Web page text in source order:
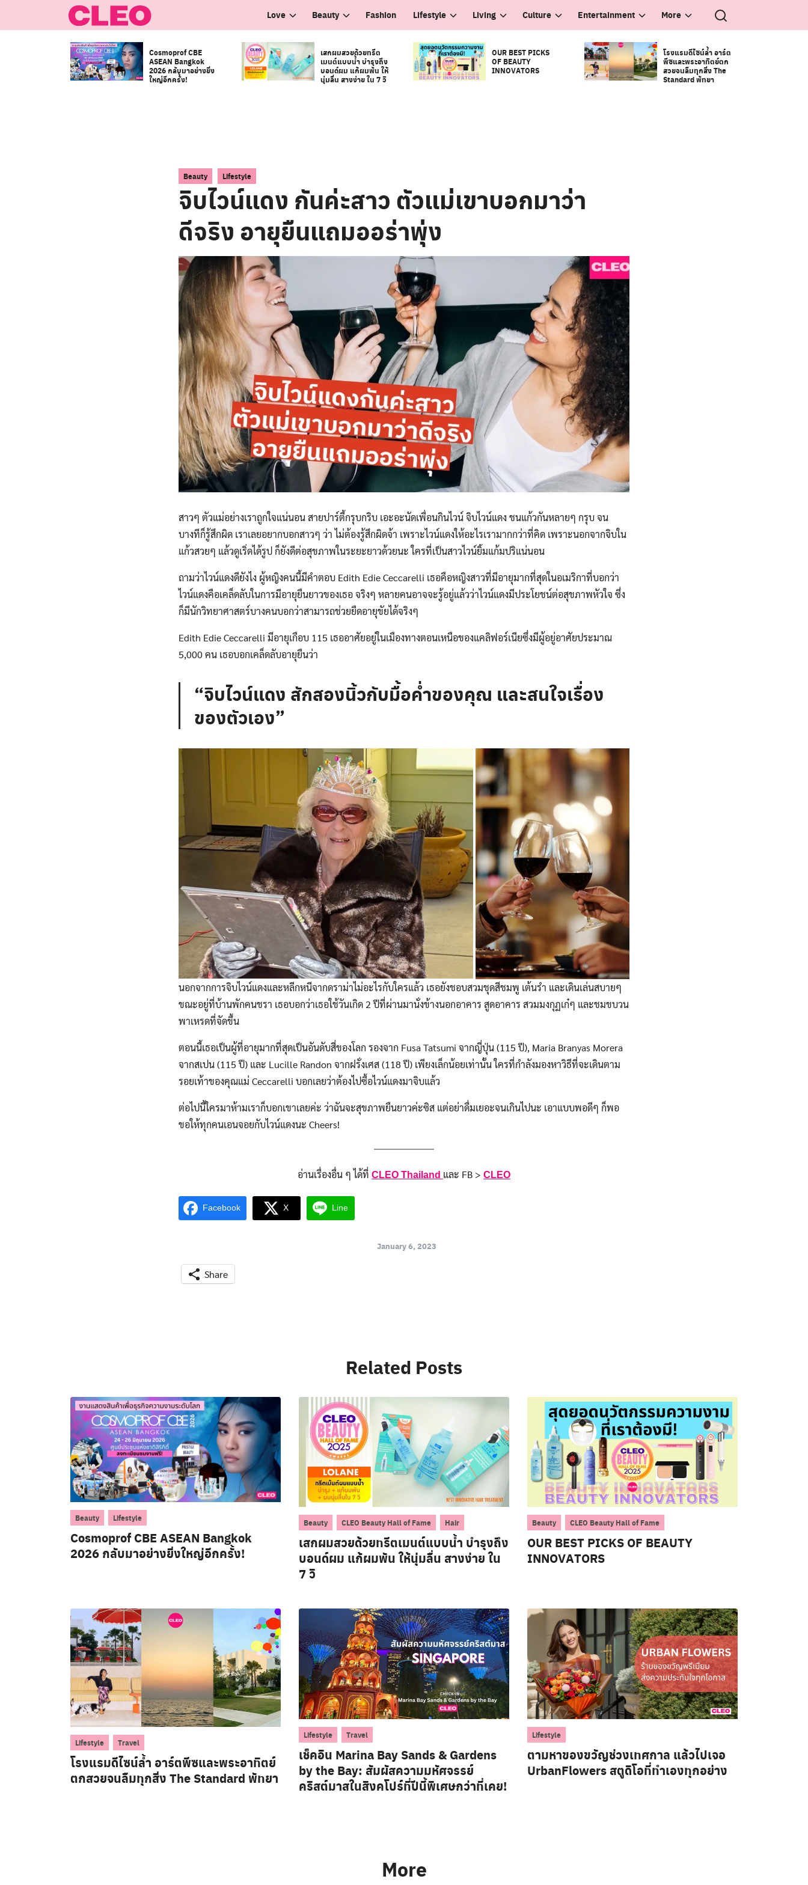
Love Beauty Fashion Lifestyle Living Culture Entertainment More
Search
for:
Cosmoprof CBE
ASEAN Bangkok
2026 กลับมาอย่างยิ่ง
ใหญ่อีกครั้ง!
เสกผมสวยด้วยทรีต
เมนต์แบบน้ำ บำรุงถึง
บอนด์ผม แก้ผมพัน ให้
นุ่มลื่น สางง่าย ใน 7 วิ
OUR BEST PICKS
OF BEAUTY
INNOVATORS
โรงแรมดีไซน์ล้ำ อาร์ต
พีซและพระอาทิตย์ตก
สวยจนลืมทุกสิ่ง The
Standard พัทยา
Beauty Lifestyle
จิบไวน์แดง กันค่ะสาว ตัวแม่เขาบอกมาว่า
ดีจริง อายุยืนแถมออร่าพุ่ง
สาวๆ ตัวแม่อย่างเราถูกใจแน่นอน สายปาร์ตี้กรุบกริบ เอะอะนัดเพื่อนกินไวน์ จิบไวน์แดง ชนแก้วกันหลายๆ กรุบ จน
บางทีก็รู้สึกผิด เราเลยอยากบอกสาวๆ ว่า ไม่ต้องรู้สึกผิดจ้า เพราะไวน์แดงให้อะไรเรามากกว่าที่คิด เพราะนอกจากจิบใน
แก้วสวยๆ แล้วดูเริ่ดได้รูป ก็ยังดีต่อสุขภาพในระยะยาวด้วยนะ ใครที่เป็นสาวไวน์ยิ้มแก้มปริแน่นอน
ถามว่าไวน์แดงดียังไง ผู้หญิงคนนี้มีคำตอบ Edith Edie Ceccarelli เธอคือหญิงสาวที่มีอายุมากที่สุดในอเมริกาที่บอกว่า
ไวน์แดงคือเคล็ดลับในการมีอายุยืนยาวของเธอ จริงๆ หลายคนอาจจะรู้อยู่แล้วว่าไวน์แดงมีประโยชน์ต่อสุขภาพหัวใจ ซึ่ง
ก็มีนักวิทยาศาสตร์บางคนบอกว่าสามารถช่วยยืดอายุขัยได้จริงๆ
Edith Edie Ceccarelli มีอายุเกือบ 115 เธออาศัยอยู่ในเมืองทางตอนเหนือของแคลิฟอร์เนียซึ่งมีผู้อยู่อาศัยประมาณ
5,000 คน เธอบอกเคล็ดลับอายุยืนว่า
“จิบไวน์แดง สักสองนิ้วกับมื้อค่ำของคุณ และสนใจเรื่อง
ของตัวเอง”
นอกจากการจิบไวน์แดงและหลีกหนีจากดราม่าไม่อะไรกับใครแล้ว เธอยังชอบสวมชุดสีชมพู เต้นรำ และเดินเล่นสบายๆ
ขณะอยู่ที่บ้านพักคนชรา เธอบอกว่าเธอใช้วันเกิด 2 ปีที่ผ่านมานั่งข้างนอกอาคาร สูดอาคาร สวมมงกุฏเก๋ๆ และชมขบวน
พาเหรดที่จัดขึ้น
ตอนนี้เธอเป็นผู้ที่อายุมากที่สุดเป็นอันดับสี่ของโลก รองจาก Fusa Tatsumi จากญี่ปุ่น (115 ปี), Maria Branyas Morera
จากสเปน (115 ปี) และ Lucille Randon จากฝรั่งเศส (118 ปี) เพียงเล็กน้อยเท่านั้น ใครที่กำลังมองหาวิธีที่จะเดินตาม
รอยเท้าของคุณแม่ Ceccarelli บอกเลยว่าต้องไปซื้อไวน์แดงมาจิบแล้ว
ต่อไปนี้ใครมาห้ามเราก็บอกเขาเลยค่ะ ว่าฉันจะสุขภาพยืนยาวค่ะซิส แต่อย่าดื่มเยอะจนเกินไปนะ เอาแบบพอดีๆ ก็พอ
ขอให้ทุกคนเอนจอยกับไวน์แดงนะ Cheers!
อ่านเรื่องอื่น ๆ ได้ที่ CLEO Thailand และ FB > CLEO
Facebook X Line
January 6, 2023
Share
Related Posts
Beauty Lifestyle
Cosmoprof CBE ASEAN Bangkok
2026 กลับมาอย่างยิ่งใหญ่อีกครั้ง!
Beauty CLEO Beauty Hall of Fame Hair
เสกผมสวยด้วยทรีตเมนต์แบบน้ำ บำรุงถึง
บอนด์ผม แก้ผมพัน ให้นุ่มลื่น สางง่าย ใน
7 วิ
Beauty CLEO Beauty Hall of Fame
OUR BEST PICKS OF BEAUTY
INNOVATORS
Lifestyle Travel
โรงแรมดีไซน์ล้ำ อาร์ตพีซและพระอาทิตย์
ตกสวยจนลืมทุกสิ่ง The Standard พัทยา
Lifestyle Travel
เช็คอิน Marina Bay Sands & Gardens
by the Bay: สัมผัสความมหัศจรรย์
คริสต์มาสในสิงคโปร์ที่ปีนี้พิเศษกว่าที่เคย!
Lifestyle
ตามหาของขวัญช่วงเทศกาล แล้วไปเจอ
UrbanFlowers สตูดิโอที่ทำเองทุกอย่าง
More